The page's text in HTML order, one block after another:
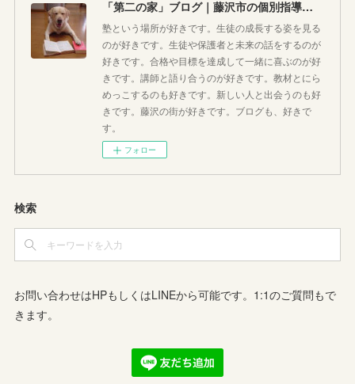
「第二の家」ブログ｜藤沢市の個別指導塾のお話
塾という場所が好きです。生徒の成長する姿を見る
のが好きです。生徒や保護者と未来の話をするのが
好きです。合格や目標を達成して一緒に喜ぶのが好
きです。講師と語り合うのが好きです。教材とにら
めっこするのも好きです。新しい人と出会うのも好
きです。藤沢の街が好きです。ブログも、好きで
す。
フォロー
検索
お問い合わせはHPもしくはLINEから可能です。1:1のご質問もで
きます。